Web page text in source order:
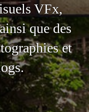
VFx,
que des
et